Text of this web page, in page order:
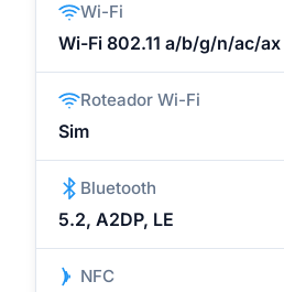
Wi-Fi
Wi-Fi 802.11 a/b/g/n/ac/ax
Roteador Wi-Fi
Sim
Bluetooth
5.2, A2DP, LE
NFC